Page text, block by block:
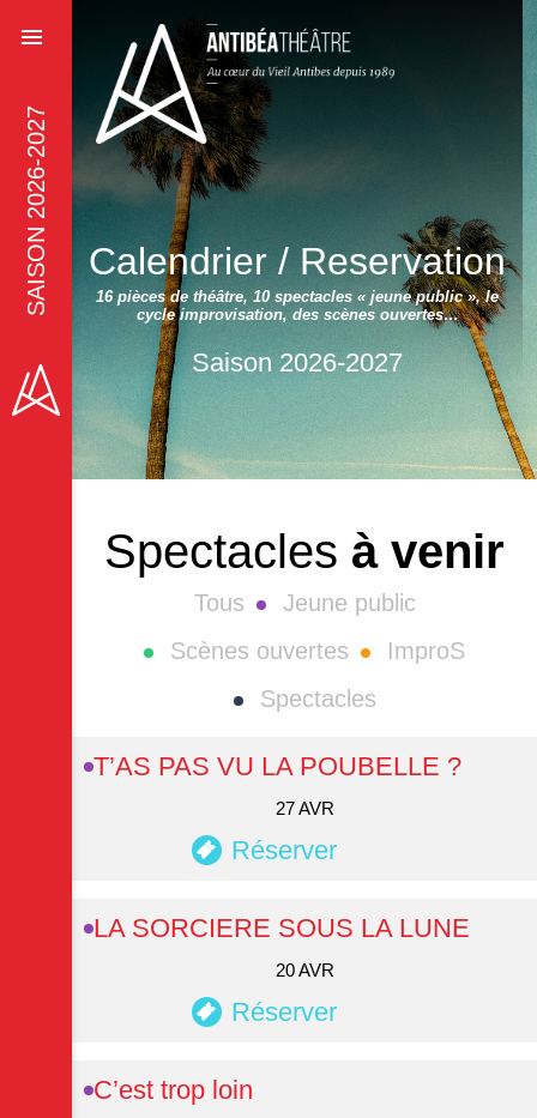
SAISON 2026-2027 Calendrier / Reservation
16 pièces de théâtre, 10 spectacles « jeune public », le
cycle improvisation, des scènes ouvertes…
Saison 2026-2027
Spectacles à venir
Tous
Jeune public
Scènes ouvertes
ImproS
Spectacles
27 AVR
T’AS PAS VU LA POUBELLE ?
Réserver
20 AVR
LA SORCIERE SOUS LA LUNE
Réserver
C’est trop loin